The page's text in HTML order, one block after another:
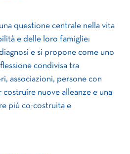
questione centrale nella vita
e delle loro famiglie:
e si propone come uno
condivisa tra
associazioni, persone con
nuove alleanze e una
più co-costruita e